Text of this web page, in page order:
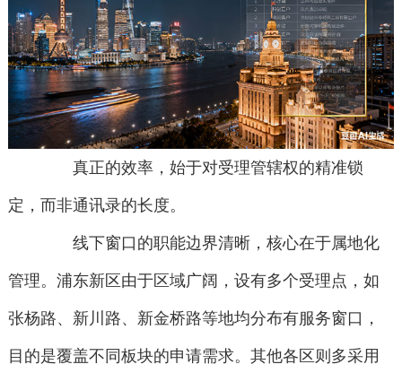
真正的效率，始于对受理管辖权的精准锁
定，而非通讯录的长度。
线下窗口的职能边界清晰，核心在于属地化
管理。浦东新区由于区域广阔，设有多个受理点，如
张杨路、新川路、新金桥路等地均分布有服务窗口，
目的是覆盖不同板块的申请需求。其他各区则多采用